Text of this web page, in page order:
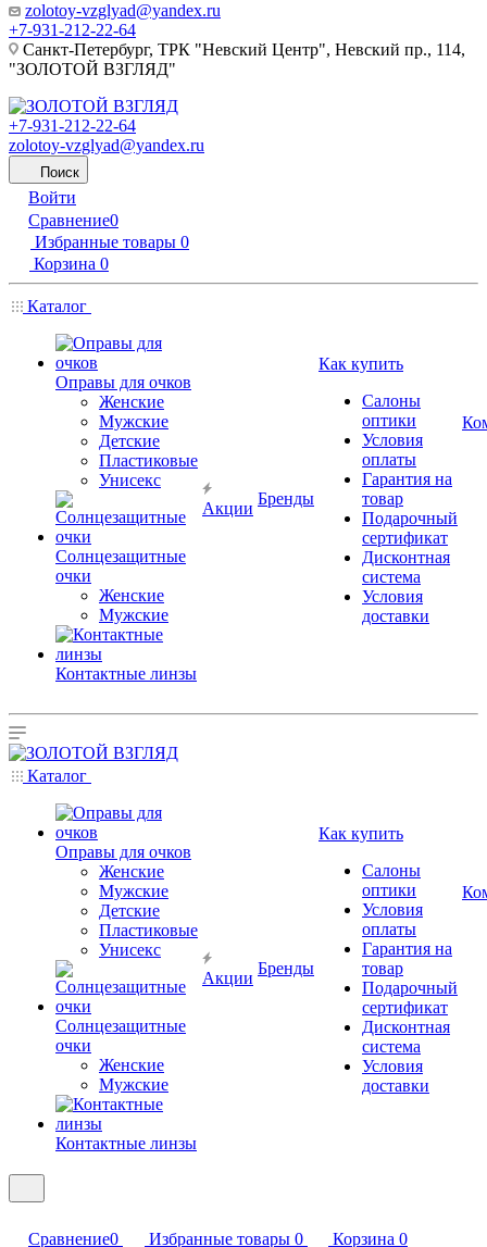
zolotoy-vzglyad@yandex.ru
+7-931-212-22-64
Санкт-Петербург, ТРК "Невский Центр", Невский пр., 114,
"ЗОЛОТОЙ ВЗГЛЯД"
+7-931-212-22-64
zolotoy-vzglyad@yandex.ru
Поиск
Войти
Сравнение0
Избранные товары 0
Корзина 0
Каталог
Оправы для очков
Женские
Мужские
Детские
Пластиковые
Унисекс
Солнцезащитные
очки
Женские
Мужские
Контактные линзы
Акции
Бренды
Как купить
Салоны
оптики
Условия
оплаты
Гарантия на
товар
Подарочный
сертификат
Дисконтная
система
Условия
доставки
Каталог
Оправы для очков
Женские
Мужские
Детские
Пластиковые
Унисекс
Солнцезащитные
очки
Женские
Мужские
Контактные линзы
Акции
Бренды
Как купить
Салоны
оптики
Условия
оплаты
Гарантия на
товар
Подарочный
сертификат
Дисконтная
система
Условия
доставки
Сравнение0 Избранные товары 0 Корзина 0